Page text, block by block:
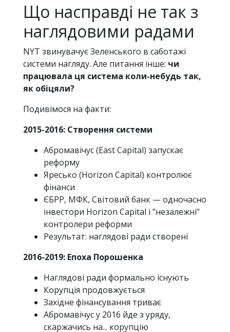
Що насправді не так з
наглядовими радами
NYT звинувачує Зеленського в саботажі
системи нагляду. Але питання інше: чи
працювала ця система коли-небудь так,
як обіцяли?
Подивімося на факти:
2015-2016: Створення системи
Абромавічус (East Capital) запускає
реформу
Яресько (Horizon Capital) контролює
фінанси
ЄБРР, МФК, Світовий банк — одночасно
інвестори Horizon Capital і "незалежні"
контролери реформи
Результат: наглядові ради створені
2016-2019: Епоха Порошенка
Наглядові ради формально існують
Корупція продовжується
Західне фінансування триває
Абромавічус у 2016 йде з уряду,
скаржачись на... корупцію